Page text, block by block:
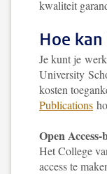
kwaliteit
Hoe
Je kunt je
University
kosten
Publications
Open
Het College
access te